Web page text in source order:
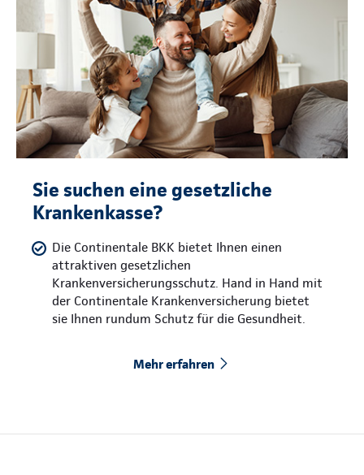
Sie suchen eine gesetzliche
Krankenkasse?
Die Continentale BKK bietet Ihnen einen
attraktiven gesetzlichen
Krankenversicherungsschutz. Hand in Hand mit
der Continentale Krankenversicherung bietet
sie Ihnen rundum Schutz für die Gesundheit.
Mehr erfahren